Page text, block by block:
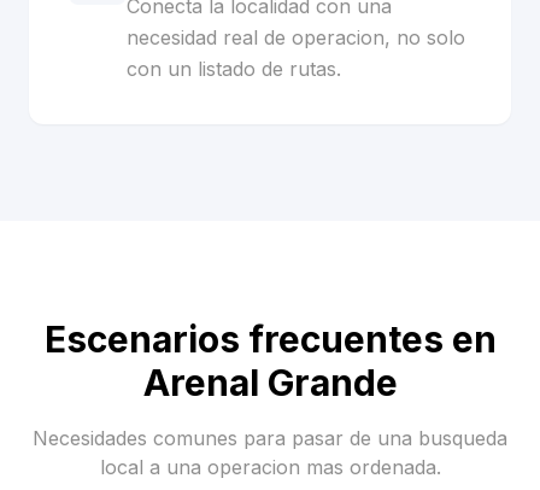
Conecta la localidad con una
necesidad real de operacion, no solo
con un listado de rutas.
Escenarios frecuentes en
Arenal Grande
Necesidades comunes para pasar de una busqueda
local a una operacion mas ordenada.